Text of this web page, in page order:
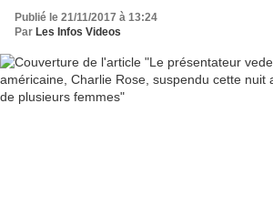
Publié le 21/11/2017 à 13:24
Par Les Infos Videos